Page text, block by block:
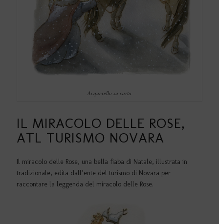
Acquerello su carta
IL MIRACOLO DELLE ROSE,
ATL TURISMO NOVARA
Il miracolo delle Rose, una bella fiaba di Natale, illustrata in
tradizionale, edita dall’ente del turismo di Novara per
raccontare la leggenda del miracolo delle Rose.